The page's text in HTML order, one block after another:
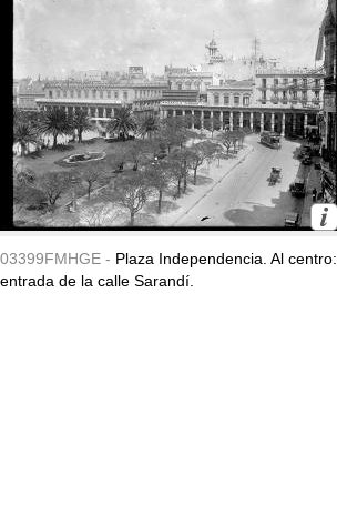
03399FMHGE - Plaza Independencia. Al centro:
entrada de la calle Sarandí.